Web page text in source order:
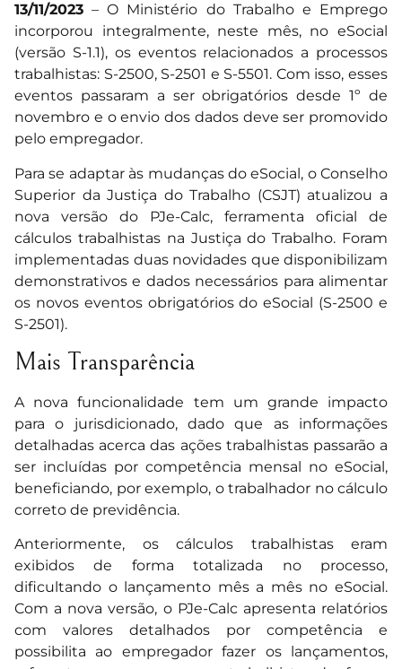
13/11/2023 – O Ministério do Trabalho e Emprego
incorporou integralmente, neste mês, no eSocial
(versão S-1.1), os eventos relacionados a processos
trabalhistas: S-2500, S-2501 e S-5501. Com isso, esses
eventos passaram a ser obrigatórios desde 1º de
novembro e o envio dos dados deve ser promovido
pelo empregador.
Para se adaptar às mudanças do eSocial, o Conselho
Superior da Justiça do Trabalho (CSJT) atualizou a
nova versão do PJe-Calc, ferramenta oficial de
cálculos trabalhistas na Justiça do Trabalho. Foram
implementadas duas novidades que disponibilizam
demonstrativos e dados necessários para alimentar
os novos eventos obrigatórios do eSocial (S-2500 e
S-2501).
Mais Transparência
A nova funcionalidade tem um grande impacto
para o jurisdicionado, dado que as informações
detalhadas acerca das ações trabalhistas passarão a
ser incluídas por competência mensal no eSocial,
beneficiando, por exemplo, o trabalhador no cálculo
correto de previdência.
Anteriormente, os cálculos trabalhistas eram
exibidos de forma totalizada no processo,
dificultando o lançamento mês a mês no eSocial.
Com a nova versão, o PJe-Calc apresenta relatórios
com valores detalhados por competência e
possibilita ao empregador fazer os lançamentos,